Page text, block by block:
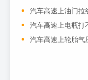
汽车高速上油门拉
汽车高速上电瓶打
汽车高速上轮胎气